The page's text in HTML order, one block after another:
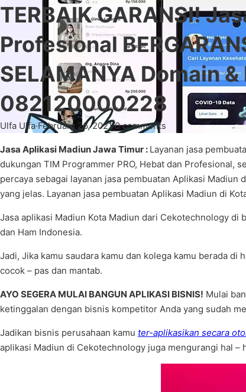
TERBAIK GARANSI!
Profesional
SELAMANYA Domain
082120000228
Ulfa Ulfa·February 26, 2021·0 comments
Jasa Aplikasi Madiun Jawa Timur : Layanan jasa
dukungan TIM Programmer PRO, Hebat dan Profesional,
percaya sebagai layanan jasa pembuatan Aplikasi
yang jelas. Layanan jasa pembuatan Aplikasi Madiun di
Jasa aplikasi Madiun Kota Madiun dari Cekotechnology di
dan Ham Indonesia.
Jadi, Jika kamu saudara kamu dan kolega kamu berada
cocok – pas dan mantab.
AYO SEGERA MULAI BANGUN APLIKASI BISNIS! Mulai
ketinggalan dengan bisnis kompetitor Anda yang sudah
Jadikan bisnis perusahaan kamu ter-aplikasikan secara
aplikasi Madiun di Cekotechnology juga mengurangi hal